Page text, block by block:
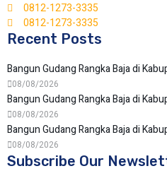
0812-1273-3335
0812-1273-3335
Recent Posts
Bangun Gudang Rangka Baja di
08/08/2026
Bangun Gudang Rangka Baja di
08/08/2026
Bangun Gudang Rangka Baja di
08/08/2026
Subscribe Our